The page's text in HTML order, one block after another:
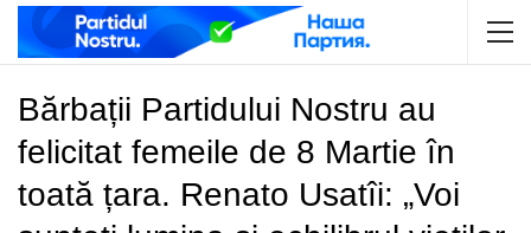
Bărbații Partidului Nostru au
felicitat femeile de 8 Martie în
toată țara. Renato Usatîi: „Voi